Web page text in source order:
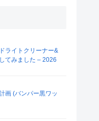
ライトクリーナー&
てみました – 2026
画 (バンパー黒ワッ